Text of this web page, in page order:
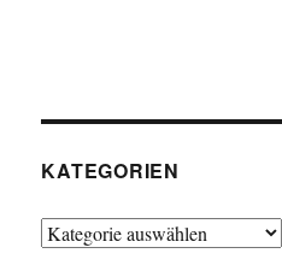
KATEGORIEN
Kategorien